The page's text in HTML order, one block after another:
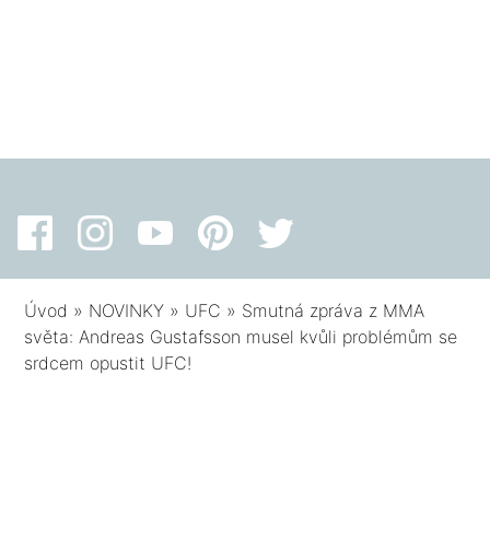
Úvod » NOVINKY » UFC » Smutná zpráva z MMA
světa: Andreas Gustafsson musel kvůli problémům se
srdcem opustit UFC!